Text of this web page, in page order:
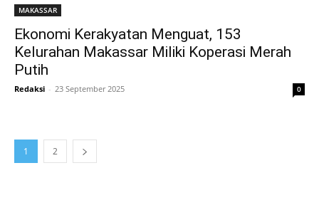
MAKASSAR
Ekonomi Kerakyatan Menguat, 153
Kelurahan Makassar Miliki Koperasi Merah
Putih
Redaksi - 23 September 2025 0
1 2